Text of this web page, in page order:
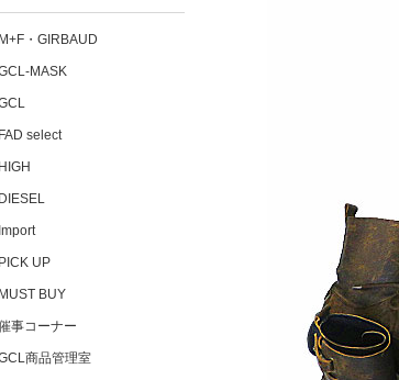
M+F・GIRBAUD
MASK
FAD select
HIGH
DIESEL
Import
PICK UP
MUST BUY
事コーナー
商品管理室